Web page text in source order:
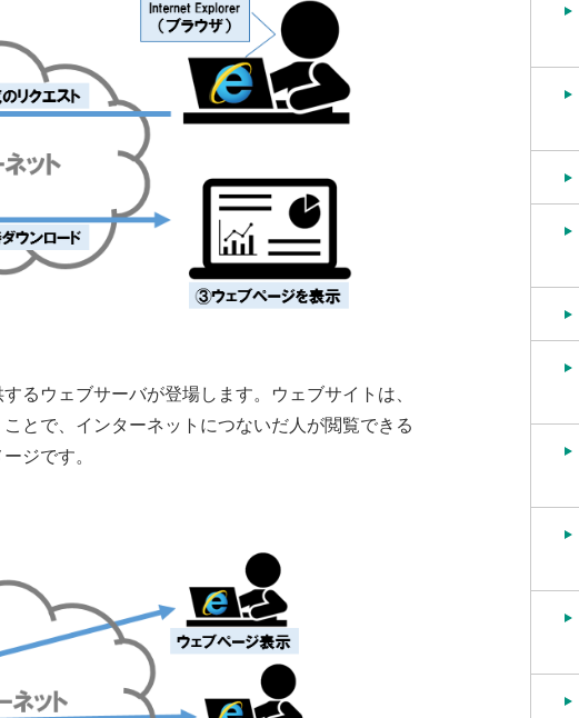
るウェブサーバが登場します。ウェブサイトは、
とで、インターネットにつないだ人が閲覧できる
ジです。